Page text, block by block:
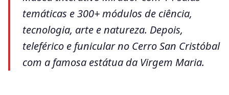
temáticas e 300+ módulos de ciência,
tecnologia, arte e natureza. Depois,
teleférico e funicular no Cerro San Cristóbal
com a famosa estátua da Virgem Maria.